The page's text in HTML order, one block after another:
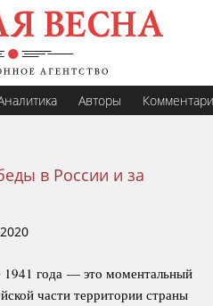
Авторы
в России и за
1941 года — это моментальный
части территории страны